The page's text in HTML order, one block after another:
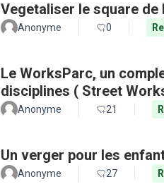
Vegetaliser le square de
Anonyme 0
Le WorksParc, un
disciplines ( Street
Anonyme 21
Un verger pour les
Anonyme 27